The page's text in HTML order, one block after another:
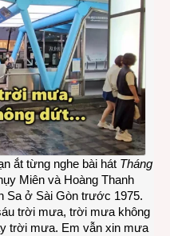
ắt từng nghe bài hát Tháng
Miên và Hoàng Thanh
Sa ở Sài Gòn trước 1975.
trời mưa, trời mưa không
trời mưa. Em vẫn xin mưa